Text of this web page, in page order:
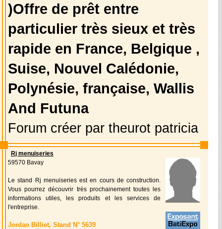
)Offre de prêt entre
particulier très sieux et très
rapide en France, Belgique ,
Suise, Nouvel Calédonie,
Polynésie, française, Wallis
And Futuna
Forum créer par theurot patricia
Rj menuiseries
59570 Bavay
Le stand Rj menuiseries est en cours de construction.
Vous pourrez découvrir très prochainement toutes les
informations utiles, les produits et les services de
l'entreprise.
Jordan Billiet, Stand N° 5639